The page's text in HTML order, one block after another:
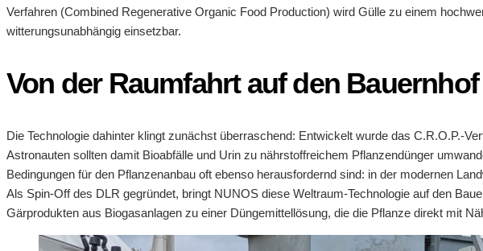
Verfahren (Combined Regenerative Organic Food Production) wird Gülle zu einem
witterungsunabhängig einsetzbar.
Von der Raumfahrt auf den Bauernhof
Die Technologie dahinter klingt zunächst überraschend: Entwickelt wurde das C.R.O.P.-
Astronauten sollten damit Bioabfälle und Urin zu nährstoffreichem Pflanzendünger
Bedingungen für den Pflanzenanbau oft ebenso herausfordernd sind: in der modernen
Als Spin-Off des DLR gegründet, bringt NUNOS diese Weltraum-Technologie auf den
Gärprodukten aus Biogasanlagen zu einer Düngemittellösung, die die Pflanze direkt mit